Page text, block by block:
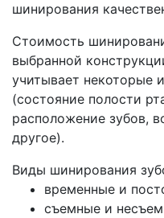
шинирования
Стоимость
выбранной
учитывает некоторые
(состояние полости
расположение зубов,
другое).
Виды шинирования
временные и
съемные и